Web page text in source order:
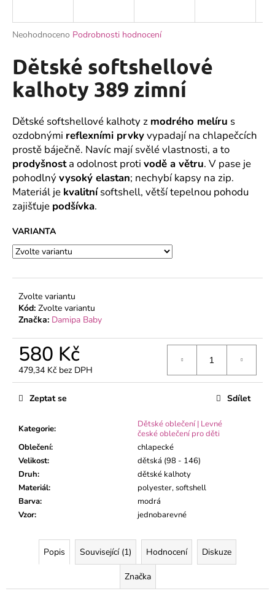
Průměrné
produktu
je
0,0
hvězdiček.
Neohodnoceno Podrobnosti hodnocení
Dětské softshellové
kalhoty 389 zimní
Dětské softshellové kalhoty z modrého melíru s
ozdobnými reflexními prvkyvypadají na chlapečcích
prostě báječně. Navíc mají svělé vlastnosti, a to
prodyšnosta odolnost proti vodě a větru. V pase je
pohodlnývysoký elastan; nechybí kapsy na zip.
Materiál je kvalitnísoftshell, větší tepelnou pohodu
zajišťuje podšívka.
VARIANTA
Zvolte variantu
Kód: Zvolte variantu
Značka: Damipa Baby
580 Kč
479,34 Kč bez DPH
Měrná
cena:
Kategorie:
Dětské oblečení | Levné
české oblečení pro děti
Oblečení:
chlapecké
Velikost:
dětská (98 - 146)
Druh:
dětské kalhoty
Materiál:
polyester, softshell
Barva:
modrá
Vzor: jednobarevné
Zeptat se Sdílet
Popis Související (1) Hodnocení Diskuze
Značka
j
t
?
HLEDAT
D
o
o
r
u
č
u
e
KOJENECKÉ
ŽIRAFA
DLOUHÝM
RUKÁVEM
195
Kč